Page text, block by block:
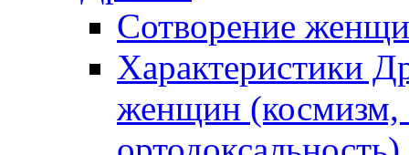
Сотворение
Характеристики
женщин (космизм,